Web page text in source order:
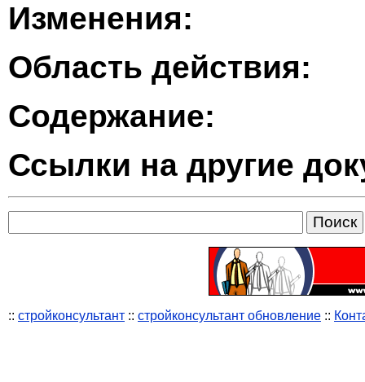
Изменения:
Область действия:
Содержание:
Ссылки на другие
:: стройконсультант :: стройконсультант обновление ::